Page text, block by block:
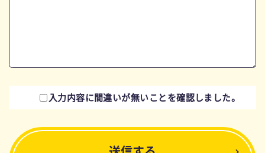
入力内容に間違いが無いことを確認しました。